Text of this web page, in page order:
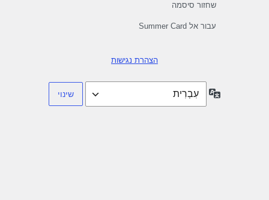
שחזור סיסמה
עבור אל Summer Card
הצהרת נגישות
שפה